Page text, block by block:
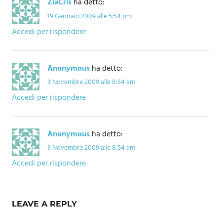
ZiaCrisha detto:
19 Gennaio 2009 alle 5:54 pm
Accedi per rispondere
Anonymousha detto:
3 Novembre 2009 alle 8:54 am
Accedi per rispondere
Anonymousha detto:
3 Novembre 2009 alle 8:54 am
Accedi per rispondere
LEAVE A REPLY